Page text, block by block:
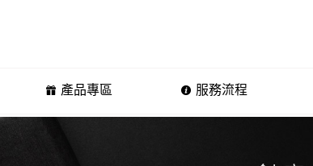
產品專區 服務流程